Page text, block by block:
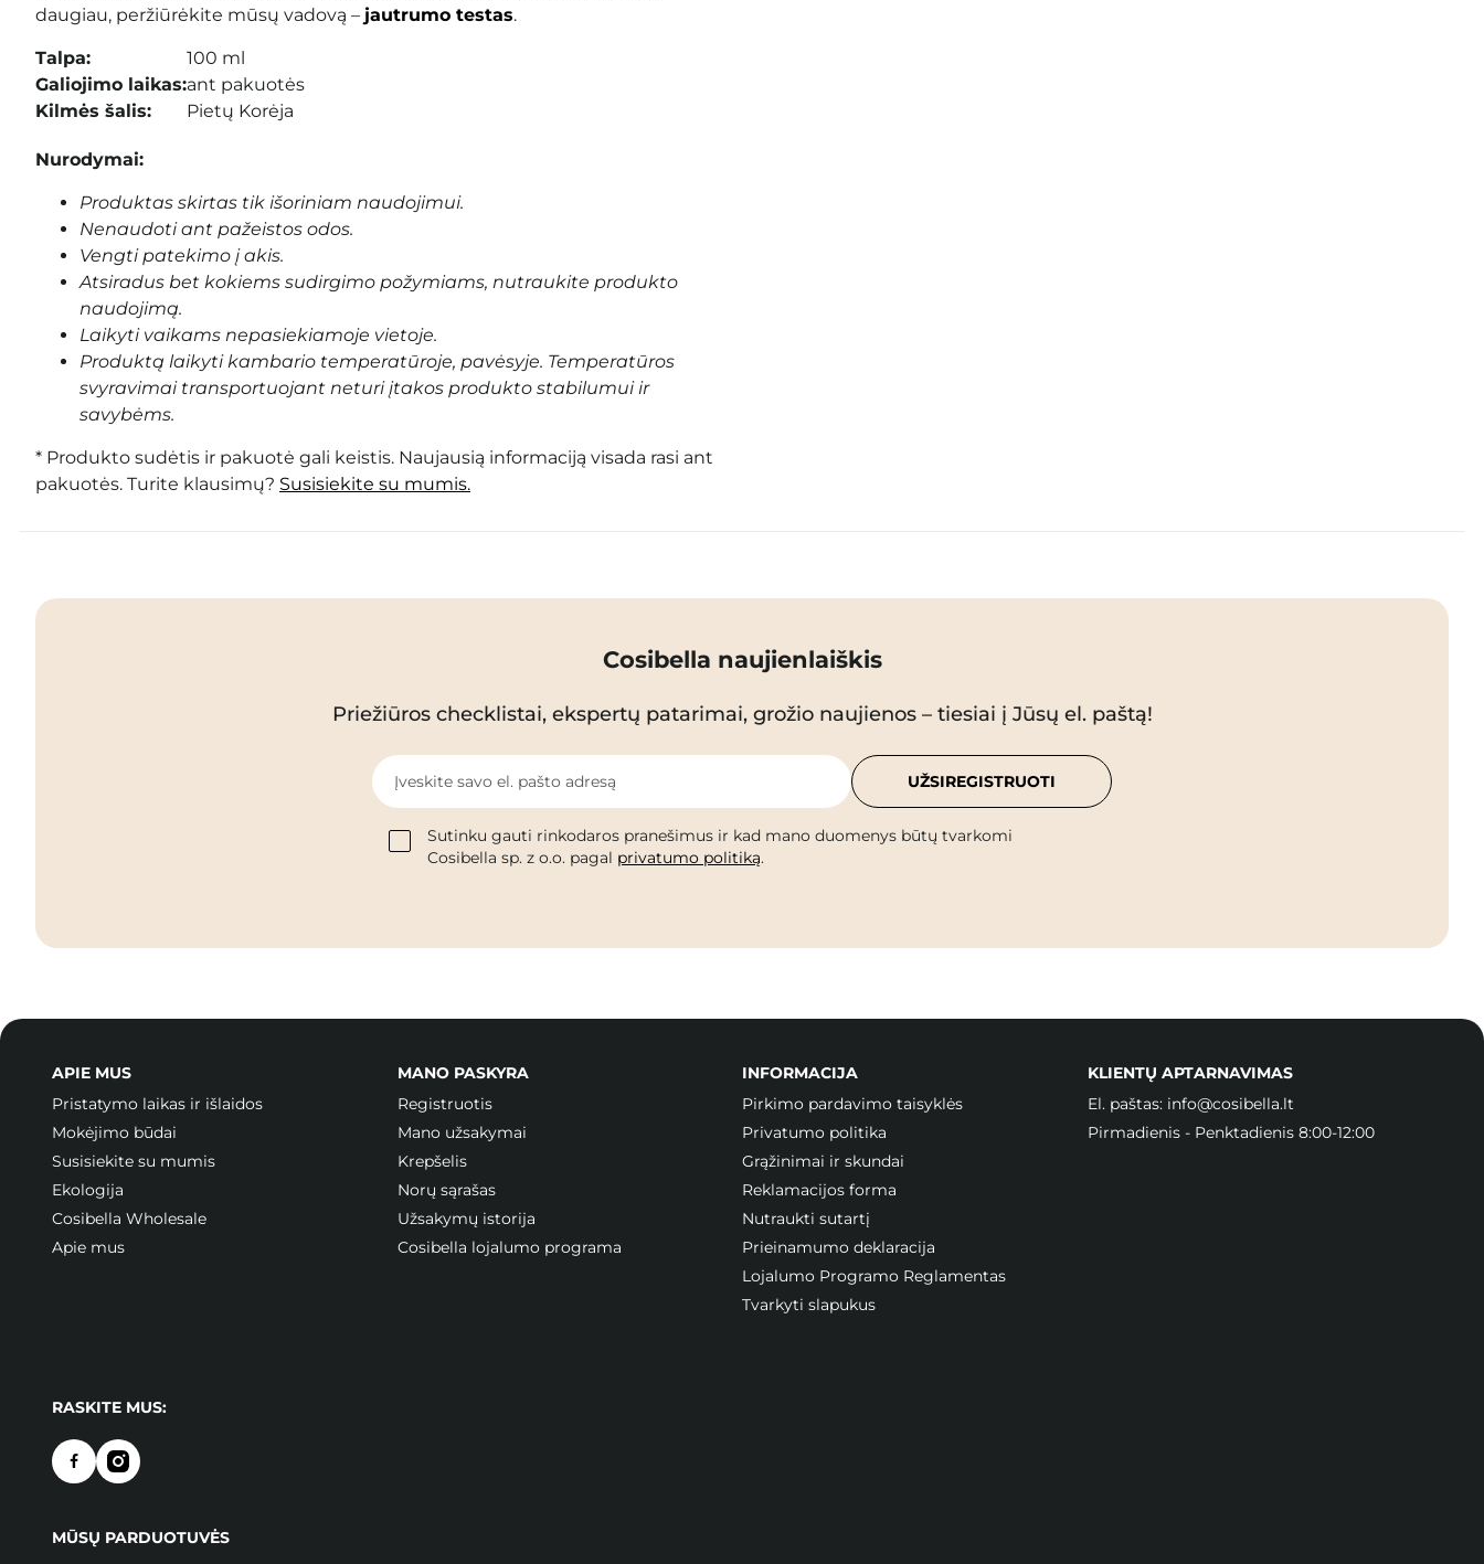
daugiau, peržiūrėkite mūsų vadovą – jautrumo testas.
Talpa:
100 ml
Galiojimo laikas:ant pakuotės
Kilmės šalis:
Pietų Korėja
Nurodymai:
Produktas skirtas tik išoriniam naudojimui.
Nenaudoti ant pažeistos odos.
Vengti patekimo į akis.
Atsiradus bet kokiems sudirgimo požymiams, nutraukite produkto
naudojimą.
Laikyti vaikams nepasiekiamoje vietoje.
Produktą laikyti kambario temperatūroje, pavėsyje. Temperatūros
svyravimai transportuojant neturi įtakos produkto stabilumui ir
savybėms.
* Produkto sudėtis ir pakuotė gali keistis. Naujausią informaciją visada rasi ant
pakuotės. Turite klausimų? Susisiekite su mumis.
Cosibella naujienlaiškis
Priežiūros checklistai, ekspertų patarimai, grožio naujienos – tiesiai į Jūsų el. paštą!
Įveskite savo el. pašto adresą
Sutinku gauti rinkodaros pranešimus ir kad mano duomenys būtų tvarkomi
Cosibella sp. z o.o. pagal privatumo politiką.
UŽSIREGISTRUOTI
APIE MUS
Pristatymo laikas ir išlaidos
Mokėjimo būdai
Susisiekite su mumis
Ekologija
Cosibella Wholesale
Apie mus
MANO PASKYRA
Registruotis
Mano užsakymai
Krepšelis
Norų sąrašas
Užsakymų istorija
Cosibella lojalumo programa
INFORMACIJA
Pirkimo pardavimo taisyklės
Privatumo politika
Grąžinimai ir skundai
Reklamacijos forma
Nutraukti sutartį
Prieinamumo deklaracija
Lojalumo Programo Reglamentas
Tvarkyti slapukus
KLIENTŲ APTARNAVIMAS
El. paštas: info@cosibella.lt
Pirmadienis - Penktadienis 8:00-12:00
RASKITE MUS:
MŪSŲ PARDUOTUVĖS